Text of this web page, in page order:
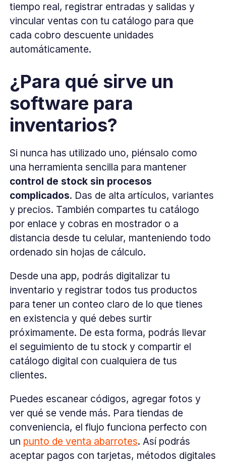
tiempo real, registrar entradas y salidas y
vincular ventas con tu catálogo para que
cada cobro descuente unidades
automáticamente.
¿Para qué sirve un
software para
inventarios?
Si nunca has utilizado uno, piénsalo como
una herramienta sencilla para mantener
control de stock sin procesos
complicados. Das de alta artículos, variantes
y precios. También compartes tu catálogo
por enlace y cobras en mostrador o a
distancia desde tu celular, manteniendo todo
ordenado sin hojas de cálculo.
Desde una app, podrás digitalizar tu
inventario y registrar todos tus productos
para tener un conteo claro de lo que tienes
en existencia y qué debes surtir
próximamente. De esta forma, podrás llevar
el seguimiento de tu stock y compartir el
catálogo digital con cualquiera de tus
clientes.
Puedes escanear códigos, agregar fotos y
ver qué se vende más. Para tiendas de
conveniencia, el flujo funciona perfecto con
un punto de venta abarrotes. Así podrás
aceptar pagos con tarjetas, métodos digitales